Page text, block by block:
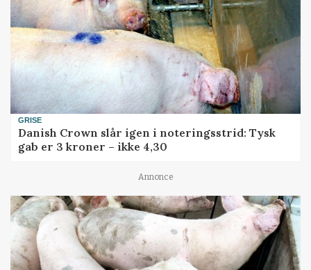
GRISE
Danish Crown slår igen i noteringsstrid: Tysk
gab er 3 kroner – ikke 4,30
Annonce